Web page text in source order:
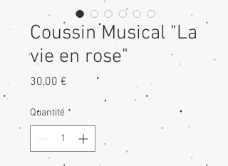
Coussin Musical "La
vie en rose"
30,00 €
Quantité *